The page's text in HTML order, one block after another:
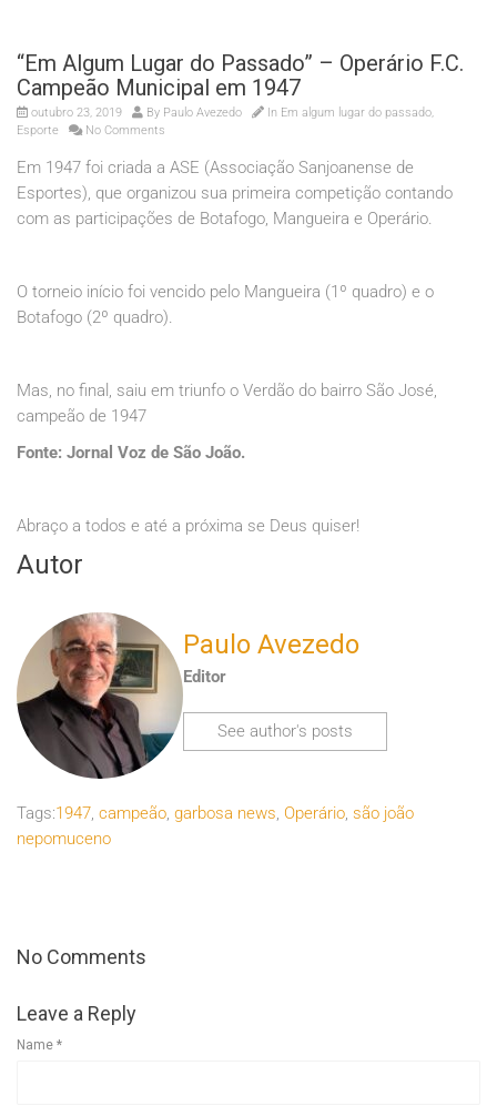
“Em Algum Lugar do Passado” – Operário F.C.
Campeão Municipal em 1947
outubro 23, 2019 By Paulo Avezedo In Em algum lugar do passado,
Esporte
No Comments
Em 1947 foi criada a ASE (Associação Sanjoanense de
Esportes), que organizou sua primeira competição contando
com as participações de Botafogo, Mangueira e Operário.
O torneio início foi vencido pelo Mangueira (1º quadro) e o
Botafogo (2º quadro).
Mas, no final, saiu em triunfo o Verdão do bairro São José,
campeão de 1947
Fonte: Jornal Voz de São João.
Abraço a todos e até a próxima se Deus quiser!
Autor
Paulo Avezedo
Editor
See author's posts
Tags:1947, campeão, garbosa news, Operário, são joão
nepomuceno
No Comments
Leave a Reply
Name *